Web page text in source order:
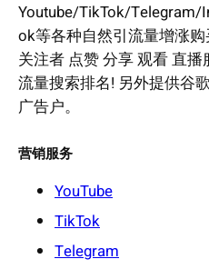
Youtube/TikTok/
ok等各种自然引流量增涨
关注者 点赞 分享 观看 直
流量搜索排名! 另外提供谷
广告户。
营销服务
YouTube
TikTok
Telegram